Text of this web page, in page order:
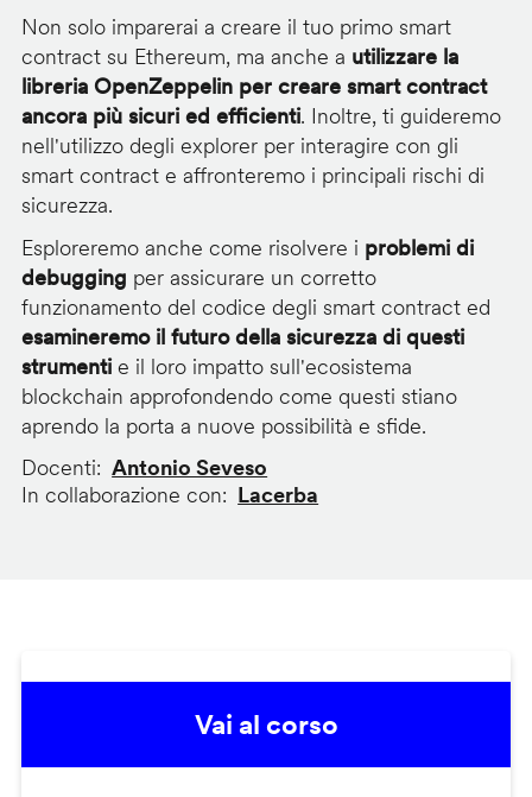
Non solo imparerai a creare il tuo primo smart
contract su Ethereum, ma anche a utilizzare la
libreria OpenZeppelin per creare smart contract
ancora più sicuri ed efficienti. Inoltre, ti guideremo
nell'utilizzo degli explorer per interagire con gli
smart contract e affronteremo i principali rischi di
sicurezza.
Esploreremo anche come risolvere i problemi di
debugging per assicurare un corretto
funzionamento del codice degli smart contract ed
esamineremo il futuro della sicurezza di questi
strumentie il loro impatto sull'ecosistema
blockchain approfondendo come questi stiano
aprendo la porta a nuove possibilità e sfide.
Docenti
Antonio Seveso
In collaborazione con
Lacerba
Vai al corso